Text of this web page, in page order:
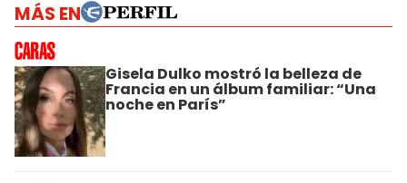
MÁS EN
Gisela Dulko mostró la belleza de
Francia en un álbum familiar: “Una
noche en París”